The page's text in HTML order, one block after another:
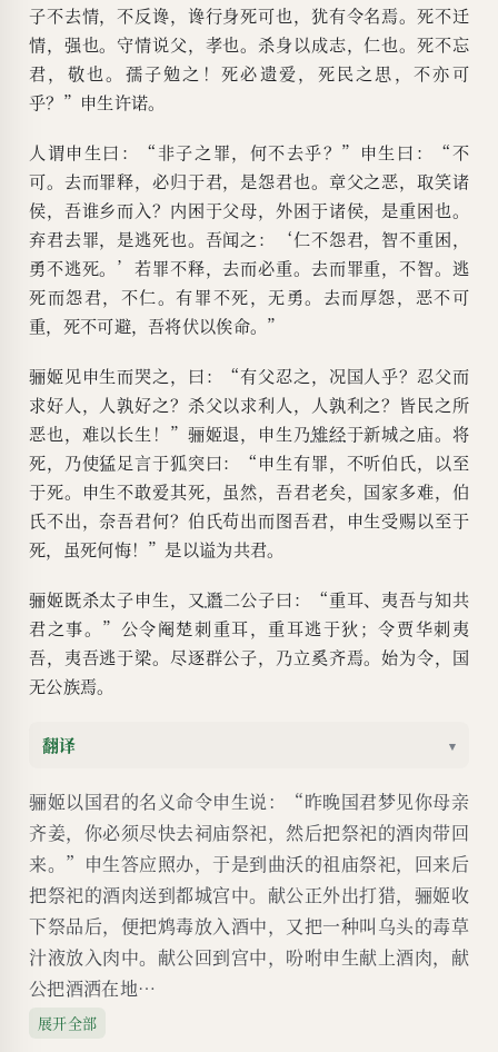
子不去情，不反谗，谗行身死可也，犹有令名焉。死不迁
情，强也。守情说父，孝也。杀身以成志，仁也。死不忘
君，敬也。孺子勉之！死必遗爱，死民之思，不亦可
乎？”申生许诺。
人谓申生曰：“非子之罪，何不去乎？”申生曰：“不
可。去而罪释，必归于君，是怨君也。章父之恶，取笑诸
侯，吾谁乡而入？内困于父母，外困于诸侯，是重困也。
弃君去罪，是逃死也。吾闻之：‘仁不怨君，智不重困，
勇不逃死。’若罪不释，去而必重。去而罪重，不智。逃
死而怨君，不仁。有罪不死，无勇。去而厚怨，恶不可
重，死不可避，吾将伏以俟命。”
骊姬见申生而哭之，曰：“有父忍之，况国人乎？忍父而
求好人，人孰好之？杀父以求利人，人孰利之？皆民之所
恶也，难以长生！”骊姬退，申生乃雉经于新城之庙。将
死，乃使猛足言于狐突曰：“申生有罪，不听伯氏，以至
于死。申生不敢爱其死，虽然，吾君老矣，国家多难，伯
氏不出，奈吾君何？伯氏苟出而图吾君，申生受赐以至于
死，虽死何悔！”是以谥为共君。
骊姬既杀太子申生，又谮二公子曰：“重耳、夷吾与知共
君之事。”公令阉楚刺重耳，重耳逃于狄；令贾华刺夷
吾，夷吾逃于梁。尽逐群公子，乃立奚齐焉。始为令，国
无公族焉。
翻译 ▾
骊姬以国君的名义命令申生说：“昨晚国君梦见你母亲
齐姜，你必须尽快去祠庙祭祀，然后把祭祀的酒肉带回
来。”申生答应照办，于是到曲沃的祖庙祭祀，回来后
把祭祀的酒肉送到都城宫中。献公正外出打猎，骊姬收
下祭品后，便把鸩毒放入酒中，又把一种叫乌头的毒草
汁液放入肉中。献公回到宫中，吩咐申生献上酒肉，献
公把酒洒在地…
展开全部